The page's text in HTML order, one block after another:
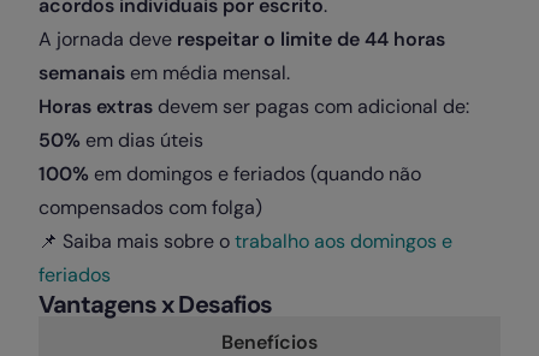
A jornada deve respeitar o limite de 44 horas
semanais em média mensal.
Horas extras devem ser pagas com adicional de:
50% em dias úteis
100% em domingos e feriados (quando não
compensados com folga)
📌 Saiba mais sobre otrabalho aos domingos e
feriados
Vantagens x Desafios
Benefícios